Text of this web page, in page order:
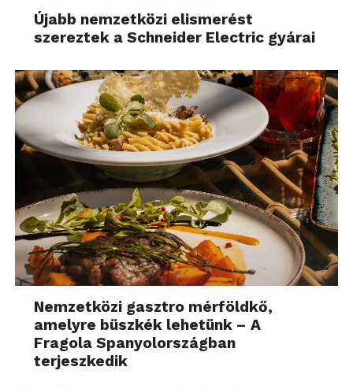
Újabb nemzetközi elismerést
szereztek a Schneider Electric gyárai
Nemzetközi gasztro mérföldkő,
amelyre büszkék lehetünk – A
Fragola Spanyolországban
terjeszkedik